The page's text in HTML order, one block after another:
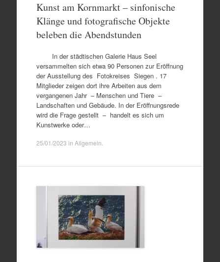
Kunst am Kornmarkt – sinfonische
Klänge und fotografische Objekte
beleben die Abendstunden
In der städtischen Galerie Haus Seel
versammelten sich etwa 90 Personen zur Eröffnung
der Ausstellung des Fotokreises Siegen . 17
Mitglieder zeigen dort ihre Arbeiten aus dem
vergangenen Jahr – Menschen und Tiere –
Landschaften und Gebäude. In der Eröffnungsrede
wird die Frage gestellt – handelt es sich um
Kunstwerke oder…
25/01/2023 in Allgemein